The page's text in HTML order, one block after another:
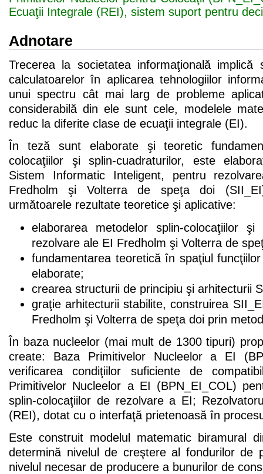
Ecuaţii Integrale (REI), sistem suport pentru
Adnotare
Trecerea la societatea informaţională implică
calculatoarelor în aplicarea tehnologiilor
unui spectru cât mai larg de probleme
considerabilă din ele sunt cele, modelele
reduc la diferite clase de ecuaţii integrale (EI).
În teză sunt elaborate şi teoretic
colocaţiilor şi splin-cuadraturilor, este
Sistem Informatic Inteligent, pentru
Fredholm şi Volterra de speţa doi
următoarele rezultate teoretice şi aplicative:
elaborarea metodelor splin-colocaţiilor şi
rezolvare ale EI Fredholm şi Volterra de
fundamentarea teoretică în spaţiul
elaborate;
crearea structurii de principiu şi arhitecturii
graţie arhitecturii stabilite, construirea
Fredholm şi Volterra de speţa doi prin
În baza nucleelor (mai mult de 1300 tipuri)
create: Baza Primitivelor Nucleelor a EI
verificarea condiţiilor suficiente de
Primitivelor Nucleelor a EI (BPN_EI_COL)
splin-colocaţiilor de rezolvare a EI;
(REI), dotat cu o interfaţă prietenoasă în
Este construit modelul matematic biramural
determină nivelul de creştere al fondurilor de
nivelul necesar de producere a bunurilor de